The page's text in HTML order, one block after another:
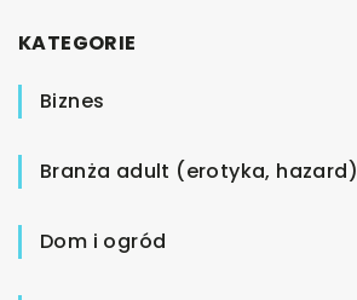
KATEGORIE
Biznes
Branża adult (erotyka, hazard)
Dom i ogród